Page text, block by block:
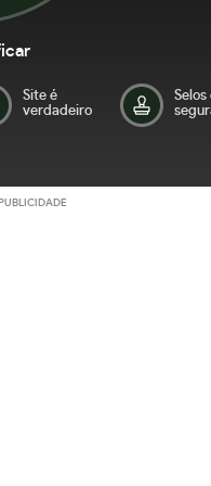
Site é
verdadeiro
Selos